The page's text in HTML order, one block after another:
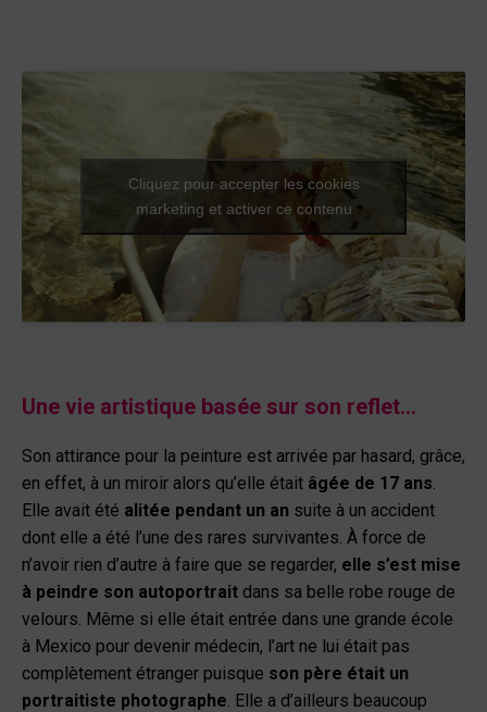
Cliquez pour accepter les cookies
marketing et activer ce contenu
Une vie artistique basée sur son reflet…
Son attirance pour la peinture est arrivée par hasard, grâce,
en effet, à un miroir alors qu’elle était âgée de 17 ans.
Elle avait été alitée pendant un an suite à un accident
dont elle a été l’une des rares survivantes. À force de
n’avoir rien d’autre à faire que se regarder, elle s’est mise
à peindre son autoportrait dans sa belle robe rouge de
velours. Même si elle était entrée dans une grande école
à Mexico pour devenir médecin, l’art ne lui était pas
complètement étranger puisque son père était un
portraitiste photographe. Elle a d’ailleurs beaucoup